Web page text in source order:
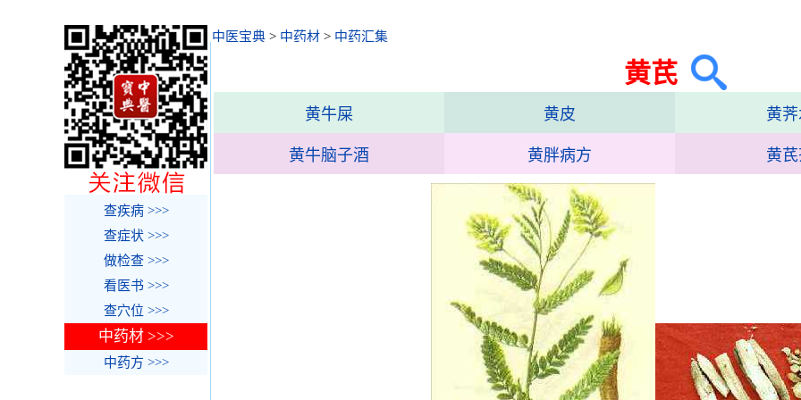
中医宝典 > 中药材 > 中药汇集
黄芪
黄牛屎 黄皮 黄
黄牛脑子酒 黄胖病方 黄
查疾病 >>>
查症状 >>>
做检查 >>>
看医书 >>>
查穴位 >>>
中药材 >>>
中药方 >>>